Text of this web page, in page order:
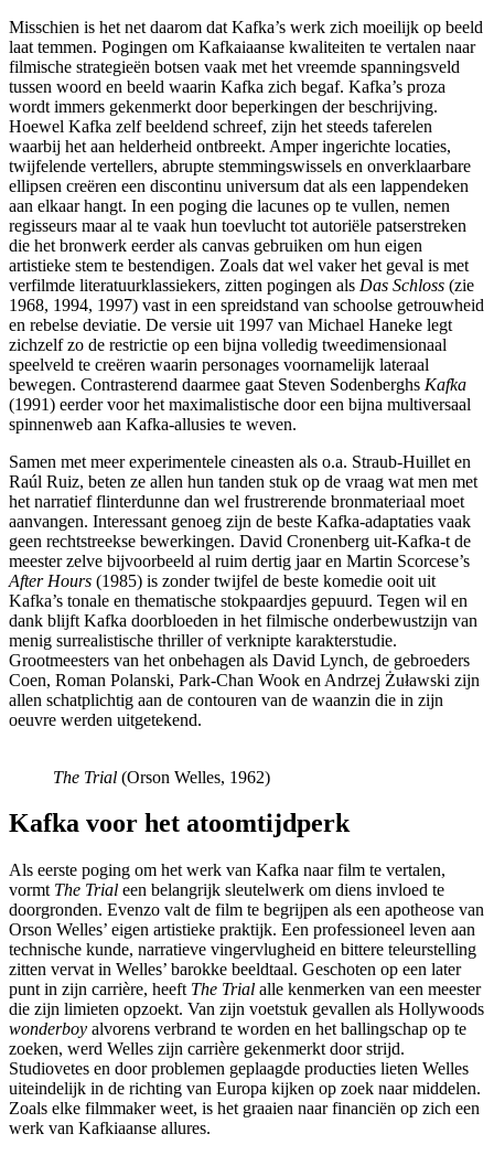
Misschien is het net daarom dat Kafka’s werk zich moeilijk op beeld
laat temmen. Pogingen om Kafkaiaanse kwaliteiten te vertalen naar
filmische strategieën botsen vaak met het vreemde spanningsveld
tussen woord en beeld waarin Kafka zich begaf. Kafka’s proza
wordt immers gekenmerkt door beperkingen der beschrijving.
Hoewel Kafka zelf beeldend schreef, zijn het steeds taferelen
waarbij het aan helderheid ontbreekt. Amper ingerichte locaties,
twijfelende vertellers, abrupte stemmingswissels en onverklaarbare
ellipsen creëren een discontinu universum dat als een lappendeken
aan elkaar hangt. In een poging die lacunes op te vullen, nemen
regisseurs maar al te vaak hun toevlucht tot autoriële patserstreken
die het bronwerk eerder als canvas gebruiken om hun eigen
artistieke stem te bestendigen. Zoals dat wel vaker het geval is met
verfilmde literatuurklassiekers, zitten pogingen als Das Schloss (zie
1968, 1994, 1997) vast in een spreidstand van schoolse getrouwheid
en rebelse deviatie. De versie uit 1997 van Michael Haneke legt
zichzelf zo de restrictie op een bijna volledig tweedimensionaal
speelveld te creëren waarin personages voornamelijk lateraal
bewegen. Contrasterend daarmee gaat Steven Sodenberghs Kafka
(1991) eerder voor het maximalistische door een bijna multiversaal
spinnenweb aan Kafka-allusies te weven.
Samen met meer experimentele cineasten als o.a. Straub-Huillet en
Raúl Ruiz, beten ze allen hun tanden stuk op de vraag wat men met
het narratief flinterdunne dan wel frustrerende bronmateriaal moet
aanvangen. Interessant genoeg zijn de beste Kafka-adaptaties vaak
geen rechtstreekse bewerkingen. David Cronenberg uit-Kafka-t de
meester zelve bijvoorbeeld al ruim dertig jaar en Martin Scorcese’s
After Hours (1985) is zonder twijfel de beste komedie ooit uit
Kafka’s tonale en thematische stokpaardjes gepuurd. Tegen wil en
dank blijft Kafka doorbloeden in het filmische onderbewustzijn van
menig surrealistische thriller of verknipte karakterstudie.
Grootmeesters van het onbehagen als David Lynch, de gebroeders
Coen, Roman Polanski, Park-Chan Wook en Andrzej Żuławski zijn
allen schatplichtig aan de contouren van de waanzin die in zijn
oeuvre werden uitgetekend.
The Trial (Orson Welles, 1962)
Kafka voor het atoomtijdperk
Als eerste poging om het werk van Kafka naar film te vertalen,
vormt The Trial een belangrijk sleutelwerk om diens invloed te
doorgronden. Evenzo valt de film te begrijpen als een apotheose van
Orson Welles’ eigen artistieke praktijk. Een professioneel leven aan
technische kunde, narratieve vingervlugheid en bittere teleurstelling
zitten vervat in Welles’ barokke beeldtaal. Geschoten op een later
punt in zijn carrière, heeft The Trial alle kenmerken van een meester
die zijn limieten opzoekt. Van zijn voetstuk gevallen als Hollywoods
wonderboy alvorens verbrand te worden en het ballingschap op te
zoeken, werd Welles zijn carrière gekenmerkt door strijd.
Studiovetes en door problemen geplaagde producties lieten Welles
uiteindelijk in de richting van Europa kijken op zoek naar middelen.
Zoals elke filmmaker weet, is het graaien naar financiën op zich een
werk van Kafkiaanse allures.